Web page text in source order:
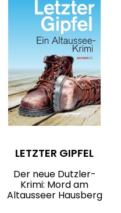
LETZTER GIPFEL
Der neue Dutzler-
Krimi: Mord am
Altausseer Hausberg